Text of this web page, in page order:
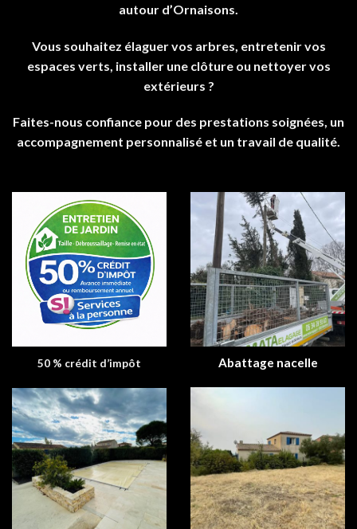
autour d’Ornaisons.
Vous souhaitez élaguer vos arbres, entretenir vos
espaces verts, installer une clôture ou nettoyer vos
extérieurs ?
Faites-nous confiance pour des prestations soignées, un
accompagnement personnalisé et un travail de qualité.
50 % crédit d’impôt Abattage nacelle